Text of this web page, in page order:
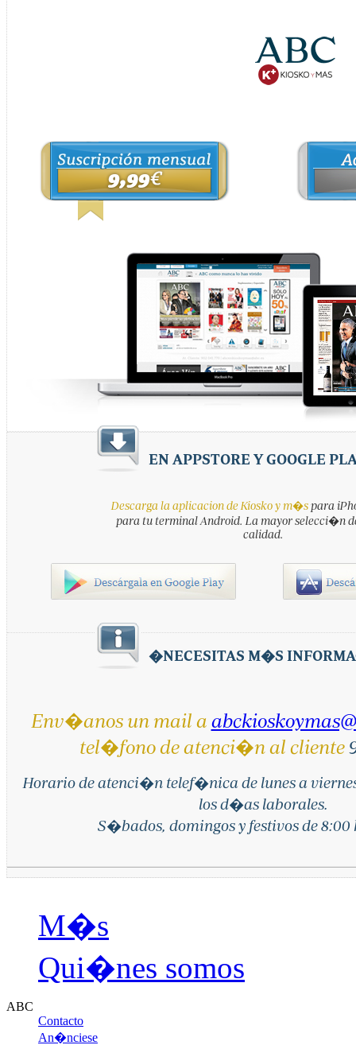
EN APPSTORE Y GOOGLE
Descarga la aplicacion de Kiosko y m�spara
para tu terminal Android. La mayor selecci�n
calidad.
�NECESITAS M�S
Env�anos un mail a
tel�fono de atenci�n al cliente
Horario de atenci�n telef�nica de lunes a
los d�as laborales.
S�bados, domingos y festivos de 8:00
M�s
Qui�nes somos
ABC
Contacto
An�nciese